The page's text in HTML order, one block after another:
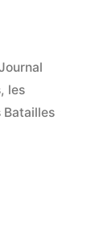
, les
Batailles